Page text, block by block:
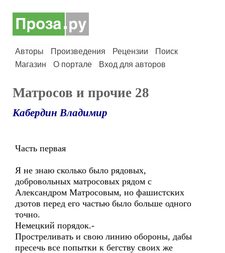
Авторы Произведения Рецензии
Поиск
Магазин
О портале Вход для авторов
Матросов и прочие 28
Кабердин Владимир
Часть первая
Я не знаю сколько было рядовых,
добровольных матросовых рядом с
Александром Матросовым, но фашистских
дзотов перед его частью было больше одного
точно.
Немецкий порядок.-
Простреливать и свою линию обороны, дабы
пресечь все попытки к бегству своих же